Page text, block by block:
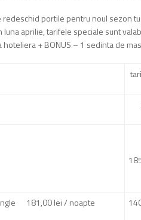
portile pentru noul sezon
luna aprilie, tarifele speciale sunt
hoteliera + BONUS – 1 sedinta de
181,00 lei / noapte